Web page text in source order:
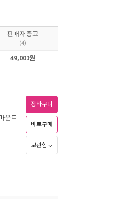
판매자 중고
(4)
49,000원
운트
장바구니
바로구매
보관함